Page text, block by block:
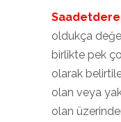
Saadetdere
oldukça
birlikte pek
olarak
olan veya
olan